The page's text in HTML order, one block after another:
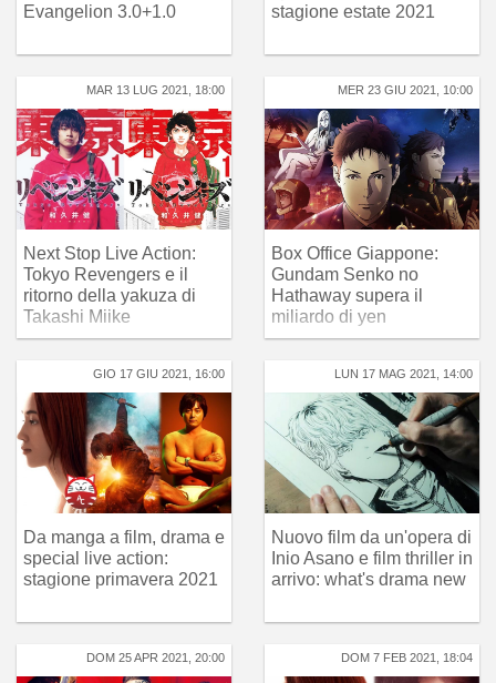
Evangelion 3.0+1.0
stagione estate 2021
MAR 13 LUG 2021, 18:00
Next Stop Live Action:
Tokyo Revengers e il
ritorno della yakuza di
Takashi Miike
MER 23 GIU 2021, 10:00
Box Office Giappone:
Gundam Senko no
Hathaway supera il
miliardo di yen
GIO 17 GIU 2021, 16:00
Da manga a film, drama e
special live action:
stagione primavera 2021
LUN 17 MAG 2021, 14:00
Nuovo film da un'opera di
Inio Asano e film thriller in
arrivo: what's drama new
DOM 25 APR 2021, 20:00 DOM 7 FEB 2021, 18:04